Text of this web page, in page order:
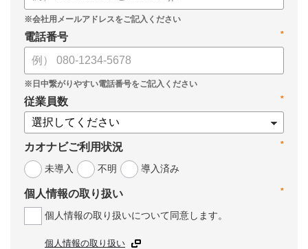
*
電話番号
*
従業員数
*
カオナビご利用状況
未導入
不明 導入済み
*
個人情報の取り扱い
個人情報の取り扱いについて同意します。
個人情報の取り扱い